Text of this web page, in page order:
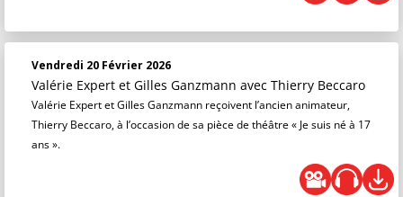
Vendredi 20 Février 2026
Valérie Expert et Gilles Ganzmann avec Thierry Beccaro
Valérie Expert et Gilles Ganzmann reçoivent l’ancien animateur,
Thierry Beccaro, à l’occasion de sa pièce de théâtre « Je suis né à 17
ans ».